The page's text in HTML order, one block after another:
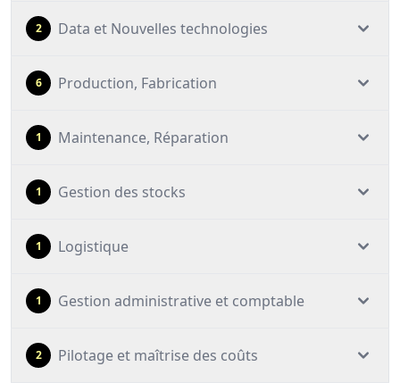
2 Data et Nouvelles technologies
6 Production, Fabrication
1 Maintenance, Réparation
1 Gestion des stocks
1 Logistique
1 Gestion administrative et comptable
2 Pilotage et maîtrise des coûts